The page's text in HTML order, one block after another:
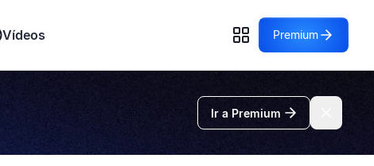
Vídeos Premium
Ir a Premium